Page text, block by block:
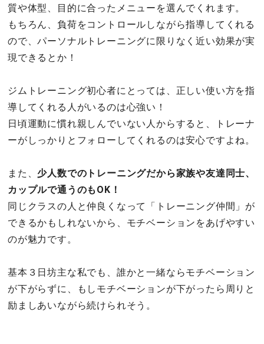
質や体型、目的に合ったメニューを選んでくれます。
もちろん、負荷をコントロールしながら指導してくれる
ので、パーソナルトレーニングに限りなく近い効果が実
現できるとか！
ジムトレーニング初心者にとっては、正しい使い方を指
導してくれる人がいるのは心強い！
日頃運動に慣れ親しんでいない人からすると、トレーナ
ーがしっかりとフォローしてくれるのは安心ですよね。
また、 少人数でのトレーニングだから家族や友達同士、
カップルで通うのもOK！
同じクラスの人と仲良くなって「トレーニング仲間」が
できるかもしれないから、モチベーションをあげやすい
のが魅力です。
基本３日坊主な私でも、誰かと一緒ならモチベーション
が下がらずに、もしモチベーションが下がったら周りと
励ましあいながら続けられそう。